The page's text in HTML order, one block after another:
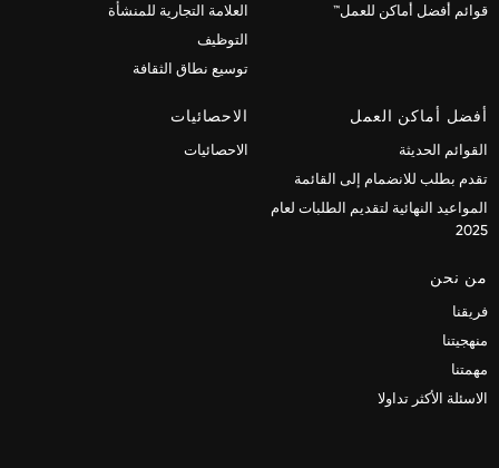
قوائم أفضل أماكن للعمل™
العلامة التجارية للمنشأة
التوظيف
توسيع نطاق الثقافة
أفضل أماكن العمل
القوائم الحديثة
تقدم بطلب للانضمام إلى القائمة
المواعيد النهائية لتقديم الطلبات لعام
2025
الاحصائيات
الاحصائيات
من نحن
فريقنا
منهجيتنا
مهمتنا
الاسئلة الأكثر تداولا